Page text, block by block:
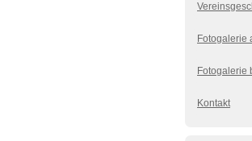
Fotogalerie
Fotogalerie
Kontakt